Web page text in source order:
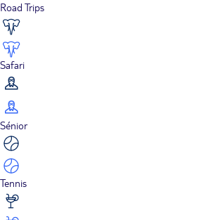
Road Trips
Safari
Sénior
Tennis